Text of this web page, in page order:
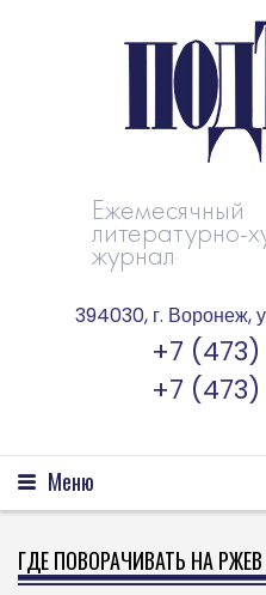
Ежемесячный
литературно-
журнал
394030, г. Воронеж,
+7 (473)
+7 (473)
Меню
ГДЕ ПОВОРАЧИВАТЬ НА РЖЕВ